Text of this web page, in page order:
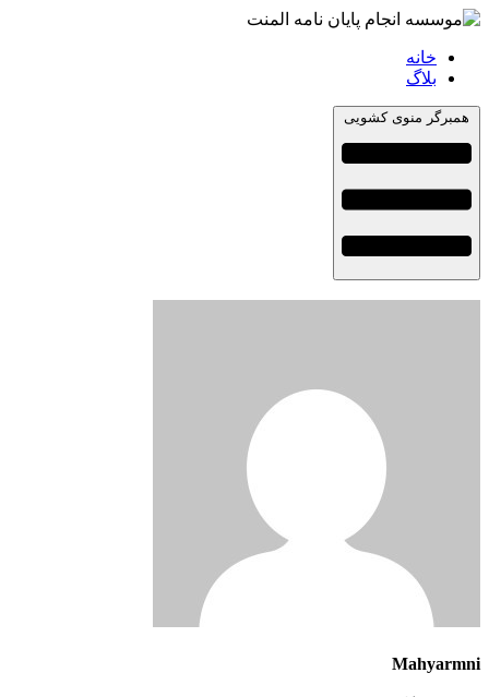
خانه
بلاگ
همبرگر منوی کشویی
Mahyarmni